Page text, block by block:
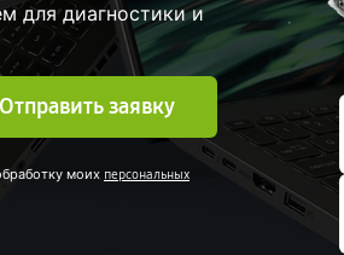
для диагностики и
Отправить заявку
моих персональных